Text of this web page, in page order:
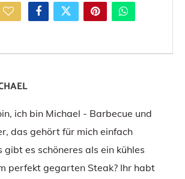
ich bin Michael - Barbecue und
das gehört für mich einfach
gibt es schöneres als ein kühles
perfekt gegarten Steak? Ihr habt